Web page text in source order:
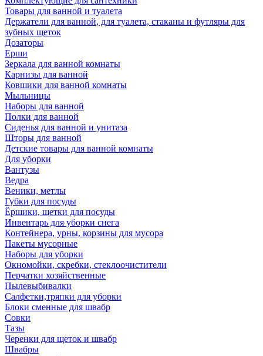
Товары для ванной и туалета
Держатели для ванной, для туалета, стаканы и футляры для
зубных щеток
Дозаторы
Ерши
Зеркала для ванной комнаты
Карнизы для ванной
Ковшики для ванной комнаты
Мыльницы
Наборы для ванной
Полки для ванной
Сиденья для ванной и унитаза
Шторы для ванной
Детские товары для ванной комнаты
Для уборки
Вантузы
Ведра
Веники, метлы
Губки для посуды
Ёршики, щетки для посуды
Инвентарь для уборки снега
Контейнера, урны, корзины для мусора
Пакеты мусорные
Наборы для уборки
Окномойки, скребки, стеклоочистители
Перчатки хозяйственные
Пылевыбивалки
Салфетки,тряпки для уборки
Блоки сменные для швабр
Совки
Тазы
Черенки для щеток и швабр
Швабры